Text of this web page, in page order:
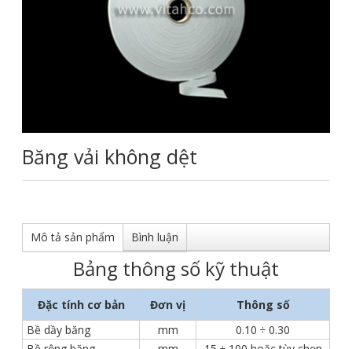
Băng vải không dệt
Mô tả sản phẩm Bình luận
Bảng thông số kỹ thuật
Đặc tính cơ bản Đơn vị
Thông số
Bề dầy băng
mm
0.10 ÷ 0.30